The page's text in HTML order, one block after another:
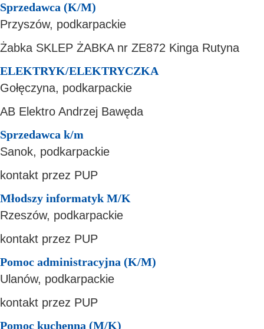
Sprzedawca (K/M)
Przyszów, podkarpackie
Żabka SKLEP ŻABKA nr ZE872 Kinga Rutyna
ELEKTRYK/ELEKTRYCZKA
Gołęczyna, podkarpackie
AB Elektro Andrzej Bawęda
Sprzedawca k/m
Sanok, podkarpackie
kontakt przez PUP
Młodszy informatyk M/K
Rzeszów, podkarpackie
kontakt przez PUP
Pomoc administracyjna (K/M)
Ulanów, podkarpackie
kontakt przez PUP
Pomoc kuchenna (M/K)